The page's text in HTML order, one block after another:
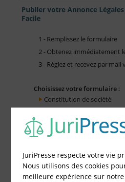
Publier votre Annonce
Facile
1 - Remplissez le formulaire
2 - Obtenez immédiatement
3 - Réglez et recevez par
Choisissez votre formulaire :
Constitution de société
Fonds de Commerce
Cessation d'activité
JuriPresse respecte votre vie
Nous utilisons des cookies
meilleure expérience sur